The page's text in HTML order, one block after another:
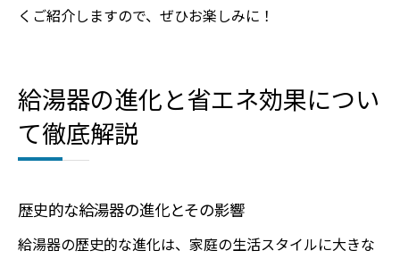
くご紹介しますので、ぜひお楽しみに！
給湯器の進化と省エネ効果につい
て徹底解説
歴史的な給湯器の進化とその影響
給湯器の歴史的な進化は、家庭の生活スタイルに大きな